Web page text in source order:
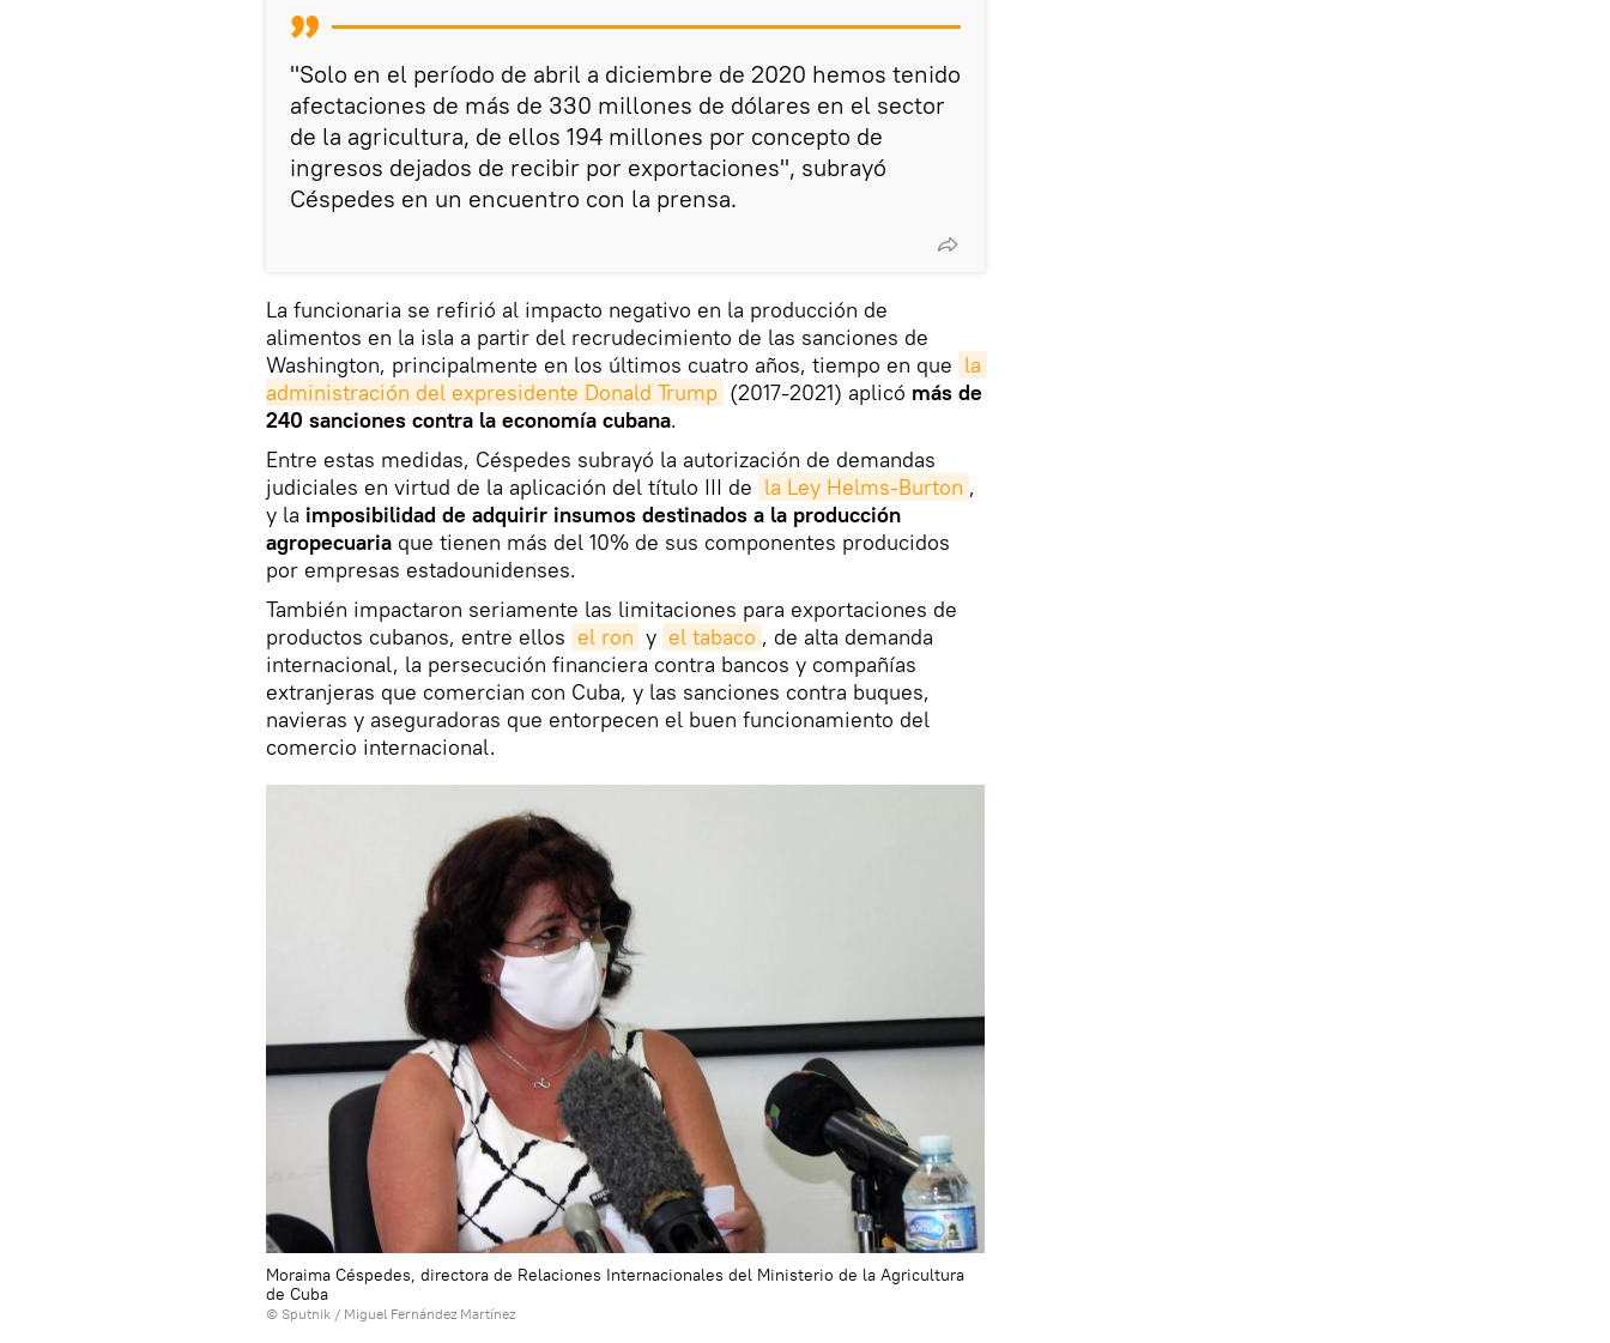
"Solo en el período de abril a diciembre de 2020 hemos tenido
afectaciones de más de 330 millones de dólares en el sector
de la agricultura, de ellos 194 millones por concepto de
ingresos dejados de recibir por exportaciones", subrayó
Céspedes en un encuentro con la prensa.
La funcionaria se refirió al impacto negativo en la producción de
alimentos en la isla a partir del recrudecimiento de las sanciones de
Washington, principalmente en los últimos cuatro años, tiempo en que la
administración del expresidente Donald Trump (2017-2021) aplicó más de
240 sanciones contra la economía cubana.
Entre estas medidas, Céspedes subrayó la autorización de demandas
judiciales en virtud de la aplicación del título III de la Ley Helms-Burton ,
y la imposibilidad de adquirir insumos destinados a la producción
agropecuaria que tienen más del 10% de sus componentes producidos
por empresas estadounidenses.
También impactaron seriamente las limitaciones para exportaciones de
productos cubanos, entre ellos el ron y el tabaco , de alta demanda
internacional, la persecución financiera contra bancos y compañías
extranjeras que comercian con Cuba, y las sanciones contra buques,
navieras y aseguradoras que entorpecen el buen funcionamiento del
comercio internacional.
Moraima Céspedes, directora de Relaciones Internacionales del Ministerio de la Agricultura
de Cuba
© Sputnik / Miguel Fernández Martínez